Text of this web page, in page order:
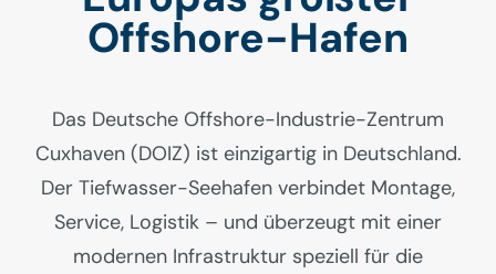
Offshore-Hafen
Das Deutsche Offshore-Industrie-Zentrum
Cuxhaven (DOIZ) ist einzigartig in Deutschland.
Der Tiefwasser-Seehafen verbindet Montage,
Service, Logistik – und überzeugt mit einer
modernen Infrastruktur speziell für die